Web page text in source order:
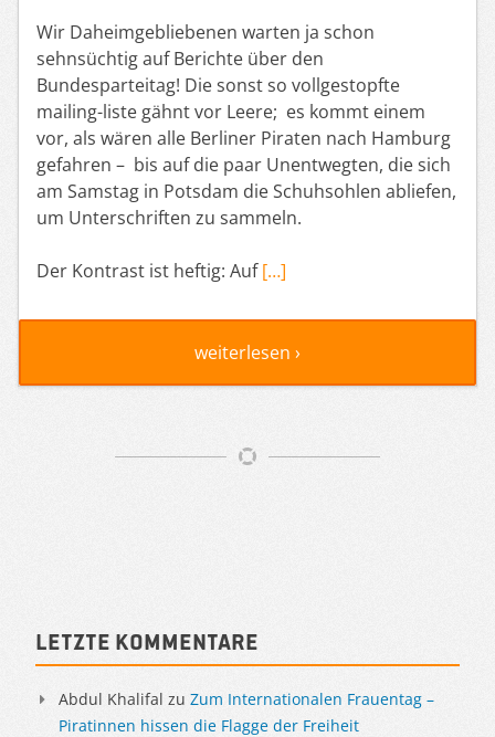
Wir Daheimgebliebenen warten ja schon
sehnsüchtig auf Berichte über den
Bundesparteitag! Die sonst so vollgestopfte
mailing-liste gähnt vor Leere; es kommt einem
vor, als wären alle Berliner Piraten nach Hamburg
gefahren – bis auf die paar Unentwegten, die sich
am Samstag in Potsdam die Schuhsohlen abliefen,
um Unterschriften zu sammeln.
Der Kontrast ist heftig: Auf[…]
weiterlesen ›
Sidebar
Letzte Kommentare
Abdul Khalifal zu Zum Internationalen Frauentag –
Piratinnen hissen die Flagge der Freiheit